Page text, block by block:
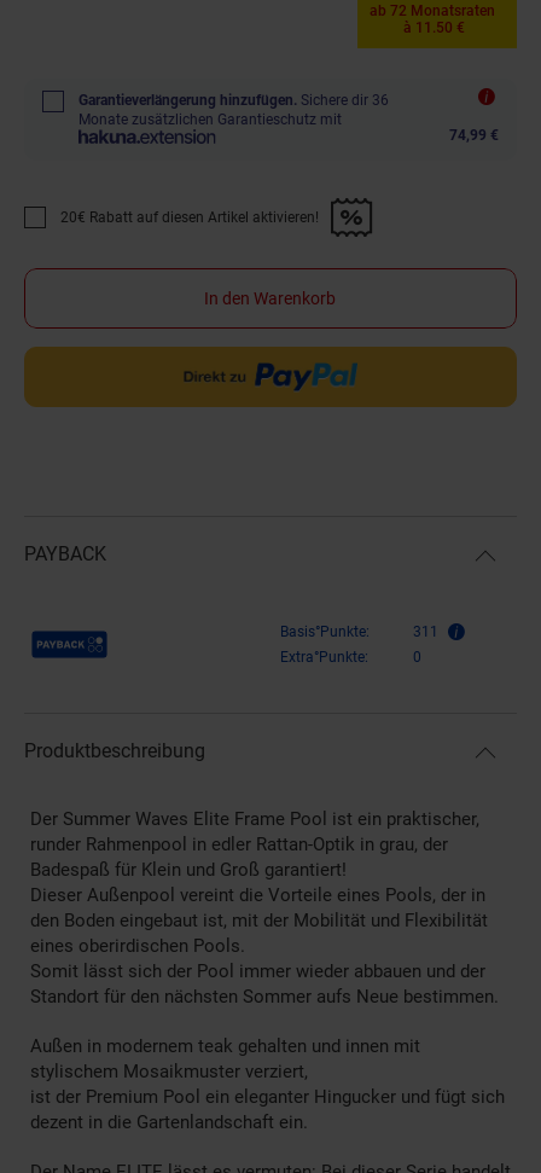
ab 72 Monatsraten
à 11.50 €
Garantieverlängerung hinzufügen. Sichere dir 36
Monate zusätzlichen Garantieschutz mit
74,99 €
Promotion "20€ Rabatt auf diesen Artikel aktivieren!" anwenden
20€ Rabatt auf diesen Artikel aktivieren!
In den Warenkorb
PAYBACK
Payback Punkte Basis°Punkte:
311
Extra°Punkte:
0
Produktbeschreibung
Der Summer Waves Elite Frame Pool ist ein praktischer,
runder Rahmenpool in edler Rattan-Optik in grau, der
Badespaß für Klein und Groß garantiert!
Dieser Außenpool vereint die Vorteile eines Pools, der in
den Boden eingebaut ist, mit der Mobilität und Flexibilität
eines oberirdischen Pools.
Somit lässt sich der Pool immer wieder abbauen und der
Standort für den nächsten Sommer aufs Neue bestimmen.
Außen in modernem teak gehalten und innen mit
stylischem Mosaikmuster verziert,
ist der Premium Pool ein eleganter Hingucker und fügt sich
dezent in die Gartenlandschaft ein.